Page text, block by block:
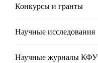
Конкурсы и гранты
Научные исследования
Научные журналы КФУ